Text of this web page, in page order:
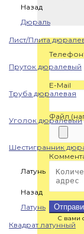
Назад
Дюраль
Лист/Плита
Пруток дюралевый
Труба дюралевая
Уголок дюралевый
Шестигранник
Латунь
Назад
Латунь
Квадрат латунный
Телефон
E-Mail
Файл
С вами